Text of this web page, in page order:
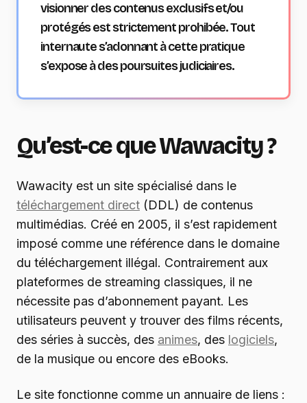
visionner des contenus exclusifs et/ou
protégés est strictement prohibée. Tout
internaute s’adonnant à cette pratique
s’expose à des poursuites judiciaires.
Qu’est-ce que Wawacity ?
Wawacity est un site spécialisé dans le
téléchargement direct (DDL) de contenus
multimédias. Créé en 2005, il s’est rapidement
imposé comme une référence dans le domaine
du téléchargement illégal. Contrairement aux
plateformes de streaming classiques, il ne
nécessite pas d’abonnement payant. Les
utilisateurs peuvent y trouver des films récents,
des séries à succès, des animes, des logiciels,
de la musique ou encore des eBooks.
Le site fonctionne comme un annuaire de liens :